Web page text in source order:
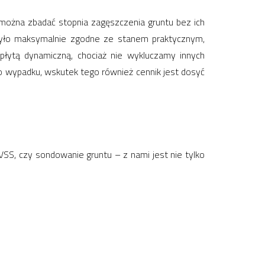
zbadać stopnia zagęszczenia gruntu bez ich
maksymalnie zgodne ze stanem praktycznym,
dynamiczną, chociaż nie wykluczamy innych
wskutek tego również cennik jest dosyć
czy sondowanie gruntu – z nami jest nie tylko